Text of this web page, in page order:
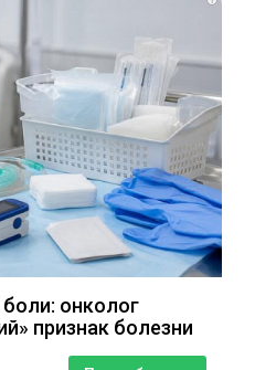
боли: онколог
признак болезни